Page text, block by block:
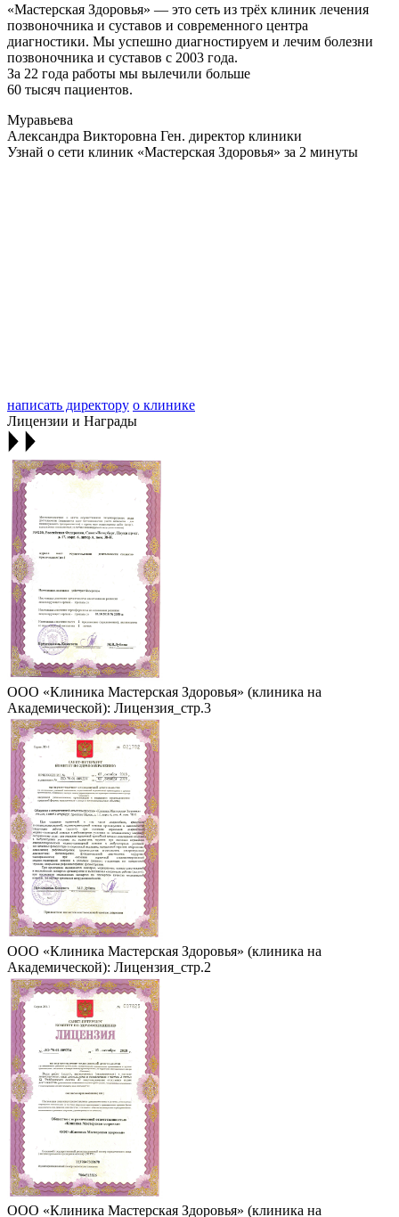
«Мастерская Здоровья» — это сеть из трёх клиник лечения
позвоночника и суставов и современного центра
диагностики. Мы успешно диагностируем и лечим болезни
позвоночника и суставов с 2003 года.
За 22 года работы мы вылечили больше
60 тысяч пациентов.
Муравьева
Александра Викторовна Ген. директор клиники
Узнай о сети клиник «Мастерская Здоровья» за 2 минуты
написать директору о клинике
Лицензии и Награды
ООО «Клиника Мастерская Здоровья» (клиника на
Академической): Лицензия_стр.3
ООО «Клиника Мастерская Здоровья» (клиника на
Академической): Лицензия_стр.2
ООО «Клиника Мастерская Здоровья» (клиника на